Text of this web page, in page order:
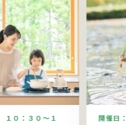
０：３０～１
開催日